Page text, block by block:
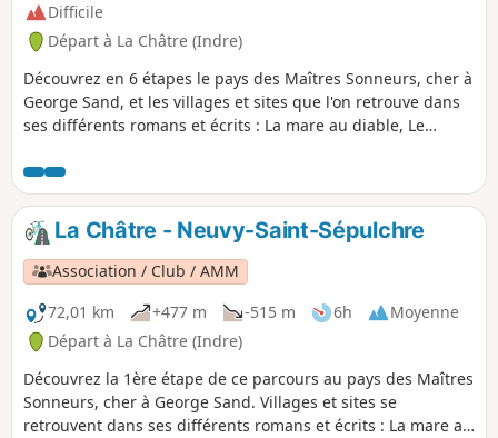
Difficile
Départ à La Châtre (Indre)
Découvrez en 6 étapes le pays des Maîtres Sonneurs, cher à
George Sand, et les villages et sites que l'on retrouve dans
ses différents romans et écrits : La mare au diable, Le
Légendes rustiques, Les Beaux Messieurs de Bois doré,
Mauprat, François le Champi, La petite Fadette et Les
Maîtres Sonneurs trame principale du parcours.
La Châtre - Neuvy-Saint-Sépulchre
Association / Club / AMM
72,01 km
+477 m -515 m 6h
Moyenne
Départ à La Châtre (Indre)
Découvrez la 1ère étape de ce parcours au pays des Maîtres
Sonneurs, cher à George Sand. Villages et sites se
retrouvent dans ses différents romans et écrits : La mare au